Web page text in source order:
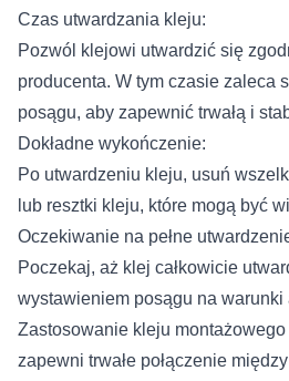
Czas utwardzania kleju:
Pozwól klejowi utwardzić się
producenta. W tym czasie zaleca
posągu, aby zapewnić trwałą i
Dokładne wykończenie:
Po utwardzeniu kleju, usuń
lub resztki kleju, które mogą być
Oczekiwanie na pełne
Poczekaj, aż klej całkowicie
wystawieniem posągu na warunki
Zastosowanie kleju
zapewni trwałe połączenie